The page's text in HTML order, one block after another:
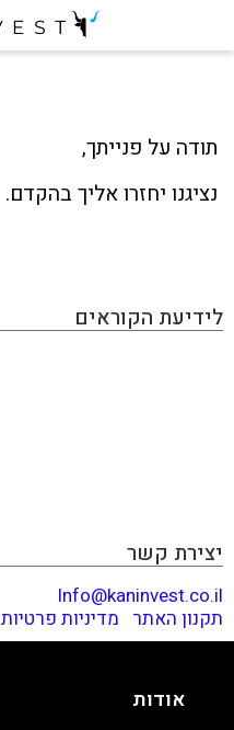
תודה על פנייתך,
נציגנו יחזרו אליך בהקדם.
לידיעת הקוראים
יצירת קשר
Info@kaninvest.co.il
תקנון האתר מדיניות פרטיות
אודות